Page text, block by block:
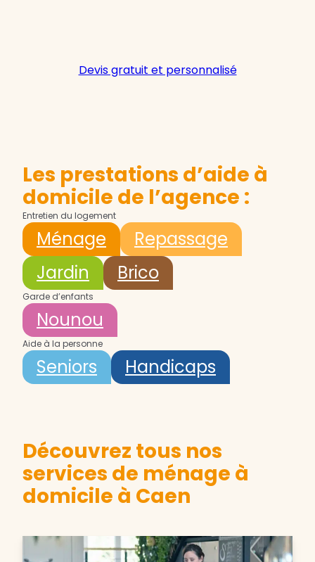
Devis gratuit et personnalisé
Les prestations d’aide à
domicile de l’agence :
Entretien du logement
Ménage
Repassage
Jardin
Brico
Garde d’enfants
Nounou
Aide à la personne
Seniors Handicaps
Découvrez tous nos
services de ménage à
domicile à Caen